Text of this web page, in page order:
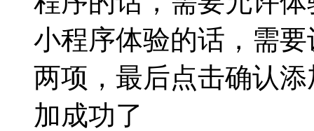
小程序体验的话，需
两项，最后点击确认
加成功了